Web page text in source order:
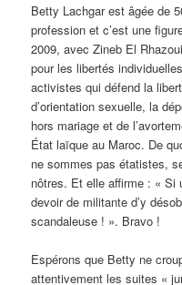
Betty Lachgar est âgée de
profession et c’est une
2009, avec Zineb El
pour les libertés
activistes qui défend la
d’orientation sexuelle, la
hors mariage et de
État laïque au Maroc. De
ne sommes pas étatistes,
nôtres. Et elle affirme : «
devoir de militante d’y
scandaleuse ! ». Bravo !
Espérons que Betty ne
attentivement les suites «